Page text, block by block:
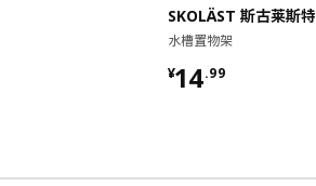
SKOLÄST 斯古莱斯特
水槽置物架
¥14.99
¥ 14.99